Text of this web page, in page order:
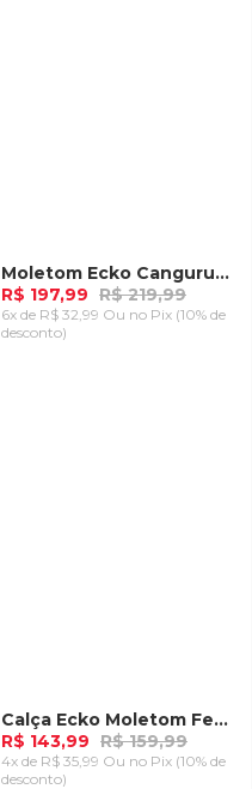
-10%Moletom Ecko Canguru Fechado Azul Marinho
R$ 197,99 R$ 219,99
6x de R$ 32,99 Ou no Pix (10% de
desconto)
- 10%Calça Ecko Moletom Feminina Rosa Pink Flash
R$ 143,99 R$ 159,99
4x de R$ 35,99 Ou no Pix (10% de
desconto)